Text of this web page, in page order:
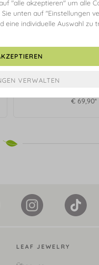
Armkette Clover
€ 69,90*
LEAF JEWELRY
"alle akzeptieren" um alle
unten auf "Einstellungen
eine individuelle Auswahl zu